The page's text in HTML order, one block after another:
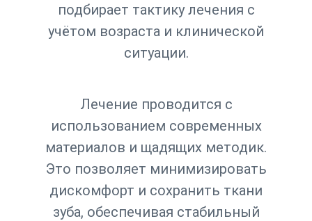
подбирает тактику лечения с
учётом возраста и клинической
ситуации.
Лечение проводится с
использованием современных
материалов и щадящих методик.
Это позволяет минимизировать
дискомфорт и сохранить ткани
зуба, обеспечивая стабильный